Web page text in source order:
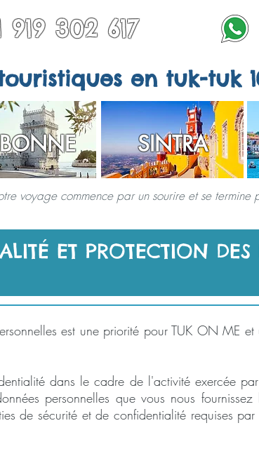
919 302 617
en tuk-tuk
SINTRA
voyage commence par un sourire et se termine
ET PROTECTION
est une priorité pour TUK ON ME
dans le cadre de l'activité exercée
personnelles que vous nous
de sécurité et de confidentialité requises